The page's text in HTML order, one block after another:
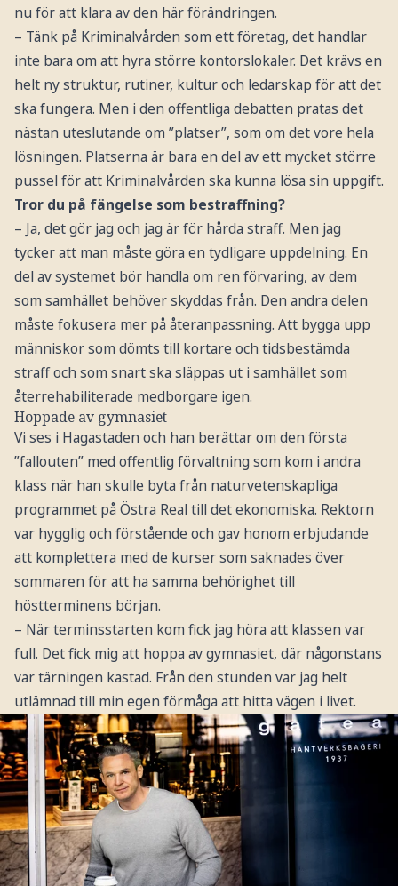
nu för att klara av den här förändringen.
– Tänk på Kriminalvården som ett företag, det handlar
inte bara om att hyra större kontorslokaler. Det krävs en
helt ny struktur, rutiner, kultur och ledarskap för att det
ska fungera. Men i den offentliga debatten pratas det
nästan uteslutande om ”platser”, som om det vore hela
lösningen. Platserna är bara en del av ett mycket större
pussel för att Kriminalvården ska kunna lösa sin uppgift.
Tror du på fängelse som bestraffning?
– Ja, det gör jag och jag är för hårda straff. Men jag
tycker att man måste göra en tydligare uppdelning. En
del av systemet bör handla om ren förvaring, av dem
som samhället behöver skyddas från. Den andra delen
måste fokusera mer på återanpassning. Att bygga upp
människor som dömts till kortare och tidsbestämda
straff och som snart ska släppas ut i samhället som
återrehabiliterade medborgare igen.
Hoppade av gymnasiet
Vi ses i Hagastaden och han berättar om den första
”fallouten” med offentlig förvaltning som kom i andra
klass när han skulle byta från naturvetenskapliga
programmet på Östra Real till det ekonomiska. Rektorn
var hygglig och förstående och gav honom erbjudande
att komplettera med de kurser som saknades över
sommaren för att ha samma behörighet till
höstterminens början.
– När terminsstarten kom fick jag höra att klassen var
full. Det fick mig att hoppa av gymnasiet, där någonstans
var tärningen kastad. Från den stunden var jag helt
utlämnad till min egen förmåga att hitta vägen i livet.